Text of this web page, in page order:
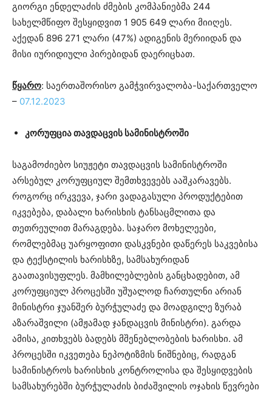
გიორგი ენდელაძის ძმების კომპანიებმა 244
სახელმწიფო შესყიდვით 1 905 649 ლარი მიიღეს.
აქედან 896 271 ლარი (47%) ადიგენის მერიიდან და
მისი იურიდიული პირებიდან დაერიცხათ.
წყარო: საერთაშორისო გამჭვირვალობა-საქართველო
– 07.12.2023
კორუფცია თავდაცვის სამინისტროში
საგამოძიებო სიუჟეტი თავდაცვის სამინისტროში
არსებულ კორუფციულ შემთხვევებს ააშკარავებს.
როგორც ირკვევა, ჯარი ვადაგასული პროდუქტებით
იკვებება, დაბალი ხარისხის ტანსაცმლითა და
თეთრეულით მარაგდება. საჯარო მოხელეები,
რომლებმაც უარყოფითი დასკვნები დაწერეს საკვებისა
და ტექსტილის ხარისხზე, სამსახურიდან
გაათავისუფლეს. მამხილებლების განცხადებით, ამ
კორუფციულ პროცესში უშუალოდ ჩართულნი არიან
მინისტრი ჯუანშერ ბურჭულაძე და მოადგილე ზურაბ
აზარაშვილი (ამჟამად ჯანდაცვის მინისტრი). გარდა
ამისა, კითხვებს ბადებს მშენებლობების ხარისხი. ამ
პროცესში იკვეთება ნეპოტიზმის ნიშნებიც, რადგან
სამინისტროს ხარისხის კონტროლისა და შესყიდვების
სამსახურებში ბურჭულაძის ბიძაშვილის ოჯახის წევრები